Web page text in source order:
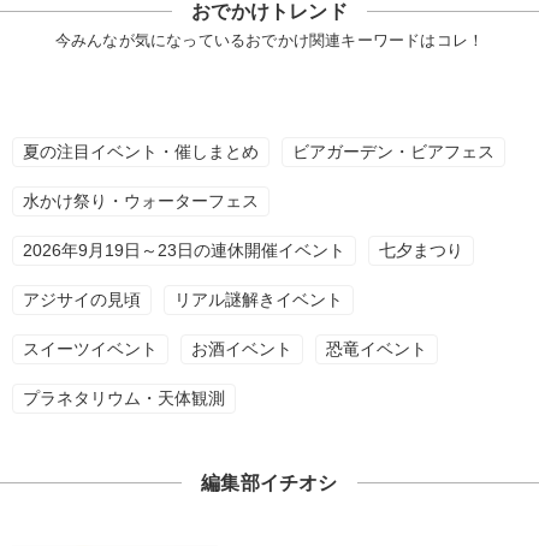
おでかけトレンド
今みんなが気になっているおでかけ関連キーワードはコレ！
夏の注目イベント・催しまとめ ビアガーデン・ビアフェス
水かけ祭り・ウォーターフェス
2026年9月19日～23日の連休開催イベント 七夕まつり
アジサイの見頃 リアル謎解きイベント
スイーツイベント お酒イベント 恐竜イベント
プラネタリウム・天体観測
編集部イチオシ